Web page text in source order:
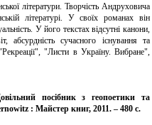
літератури. Творчість Андруховича
літературі. У своїх романах він
У його текстах відсутні канони,
абсурдність сучасного існування та
"Листи в Україну. Вибране",
посібник з геопоетики та
: Майстер книг, 2011. – 480 с.